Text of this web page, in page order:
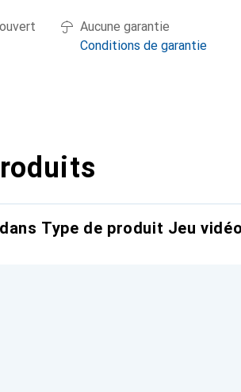
Aucune garantie
Conditions de garantie
Type de produit Jeu vidéo